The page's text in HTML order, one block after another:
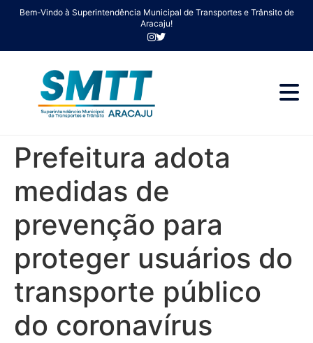
Bem-Vindo à Superintendência Municipal de Transportes e Trânsito de
Aracaju!
Prefeitura adota
medidas de
prevenção para
proteger usuários do
transporte público
do coronavírus